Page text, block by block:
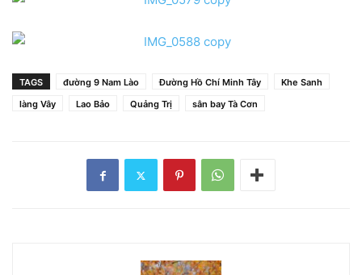
TAGS đường 9 Nam Lào Đường Hồ Chí Minh Tây
Khe Sanh
làng Vây
Lao Bảo Quảng Trị sân bay Tà Cơn